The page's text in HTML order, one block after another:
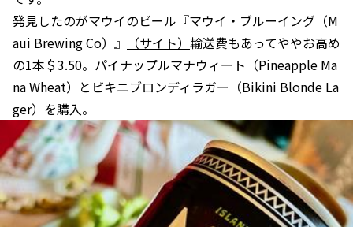
発見したのがマウイのビール『マウイ・ブルーイング（M
aui Brewing Co）』
（サイト） 輸送費もあってややお高め
の1本＄3.50。パイナップルマナウィート（Pineapple Ma
na Wheat）とビキニブロンディラガー（Bikini Blonde La
ger）を購入。